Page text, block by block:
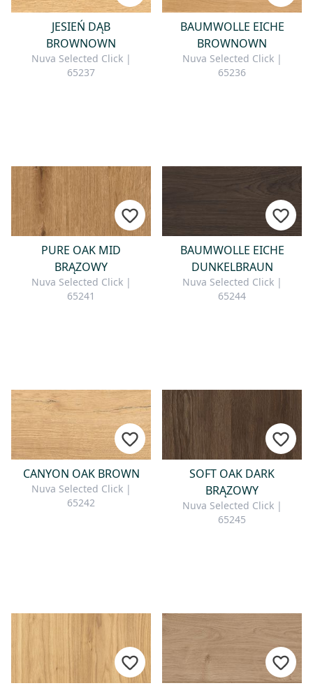
JESIEŃ DĄB
BROWNOWN
Nuva Selected Click |
65237
BAUMWOLLE EICHE
BROWNOWN
Nuva Selected Click |
65236
PURE OAK MID
BRĄZOWY
Nuva Selected Click |
65241
BAUMWOLLE EICHE
DUNKELBRAUN
Nuva Selected Click |
65244
CANYON OAK BROWN
Nuva Selected Click |
65242
SOFT OAK DARK
BRĄZOWY
Nuva Selected Click |
65245